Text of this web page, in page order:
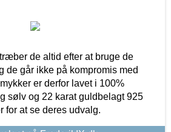
de altid efter at bruge de
de går ikke på kompromis med
er derfor lavet i 100%
sølv og 22 karat guldbelagt 925
for at se deres udvalg.